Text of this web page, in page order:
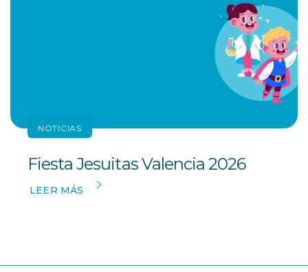
NOTICIAS
Fiesta Jesuitas Valencia 2026
LEER MÁS